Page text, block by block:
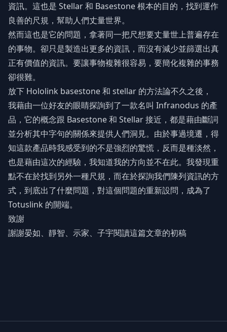
資訊。這也是 Stellar 和 Basestone 根本的目的，找到運作
良善的尺規，幫助人們丈量世界。
然而這也是它的問題，拿著同一把尺想要丈量世上普遍存在
的事物。卻只是製造出更多的資訊，而沒有減少並篩選出真
正有價值的資訊。要讓事物複雜很容易，要簡化複雜的事務
卻很難。
放下 Hololink basestone 和 stellar 的方法論不久之後，
我藉由一位好友的眼睛探詢到了一款名叫 Infranodus 的產
品，它的概念跟 Basestone 和 Stellar 接近，都是藉由斷詞
並分析其中字句的關係來提供人們洞見。由於事過境遷，得
知這款產品時我感受到的不是強烈的驚慌，反而是種淡然，
也是藉由這次的經驗，我知道我的方向並不在此。我發現重
點不在於找到另外一種尺規，而在於探詢我們陳列資訊的方
式，到底出了什麼問題，對這個問題的重新設問，成為了
Totuslink 的開端。
致謝
謝謝晏如、靜智、示家、子宇閱讀這篇文章的初稿